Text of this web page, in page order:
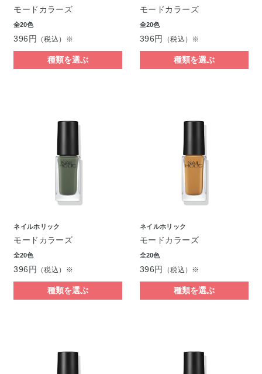
モードカラーズ
全20色
396円 （税込）※
種類を選ぶ
モードカラーズ
全20色
396円 （税込）※
種類を選ぶ
ネイルホリック
モードカラーズ
全20色
396円 （税込）※
種類を選ぶ
ネイルホリック
モードカラーズ
全20色
396円 （税込）※
種類を選ぶ